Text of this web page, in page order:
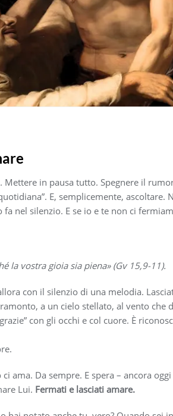
in pausa tutto. Spegnere il
E, semplicemente, ascoltare.
fa nel silenzio. E se io e te non ci
la vostra gioia sia piena» (Gv 15,9-11).
con il silenzio di una melodia.
a un cielo stellato, al vento che
con gli occhi e col cuore. È
ama. Da sempre. E spera – ancora
Lui. Fermati e lasciati amare.